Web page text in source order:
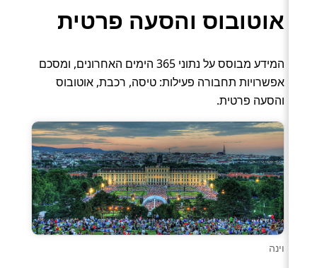
אוטובוס והסעה פרטית
המידע מבוסס על נתוני 365 הימים האחרונים, ומסכם
אפשרויות תחבורה פעילות: טיסה, רכבת, אוטובוס
והסעה פרטית.
וינה